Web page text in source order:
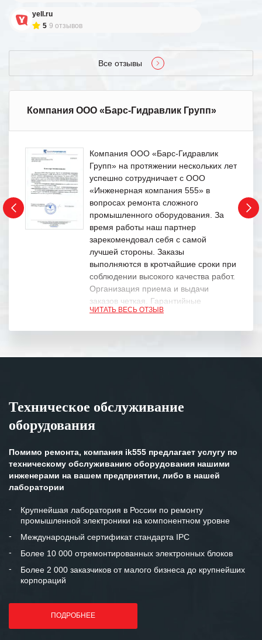
yell.ru
5 9 отзывов
Все отзывы
Компания ООО «Барс-Гидравлик Групп»
Компания ООО «Барс-Гидравлик
Групп» на протяжении нескольких лет
успешно сотрудничает с ООО
«Инженерная компания 555» в
вопросах ремонта сложного
промышленного оборудования. За
время работы наш партнер
зарекомендовал себя с самой
лучшей стороны. Заказы
выполняются в кротчайшие сроки при
соблюдении высокого качества работ.
Организация приема и выдачи
заказов четкая. Гарантийные
обязательства выполняются в
Особенно хочется отметить высокую
клиентоориентированность
готовность помочь в самых сложных
Мы высоко ценим сложившиеся
и доверительные партнерские
отношения и искренне желаем
«Инженерной компании «555» долгих
лет успеха и процветания.
ЧИТАТЬ ВЕСЬ ОТЗЫВ
Техническое обслуживание
оборудования
Помимо ремонта, компания ik555 предлагает услугу по
техническому обслуживанию оборудования нашими
инженерами на вашем предприятии, либо в нашей
лаборатории
Крупнейшая лаборатория в России по ремонту
промышленной электроники на компонентном уровне
Международный сертификат стандарта IPC
Более 10 000 отремонтированных электронных блоков
Более 2 000 заказчиков от малого бизнеса до крупнейших
корпораций
ПОДРОБНЕЕ